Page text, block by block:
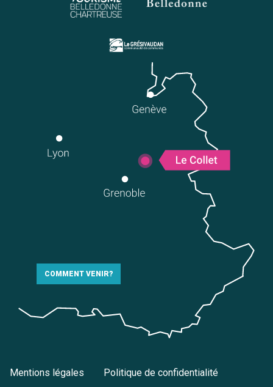
COMMENT VENIR?
Mentions légales Politique de confidentialité